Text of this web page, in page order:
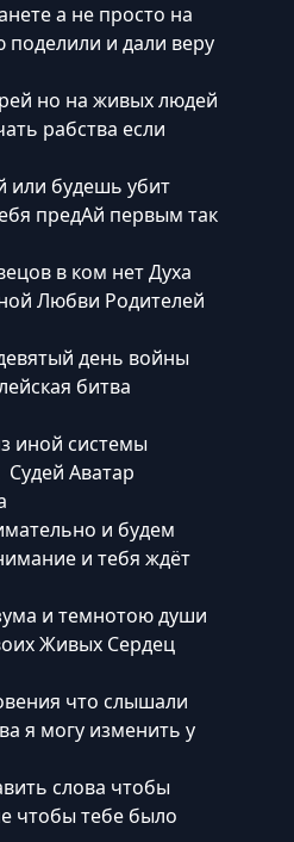
а не просто на
поделили и дали веру
но на живых людей
рабства если
или будешь убит
предАй первым так
в ком нет Духа
Любви Родителей
день войны
битва
иной системы
Аватар
и будем
и тебя ждёт
и темнотою души
Живых Сердец
что слышали
я могу изменить у
слова чтобы
чтобы тебе было